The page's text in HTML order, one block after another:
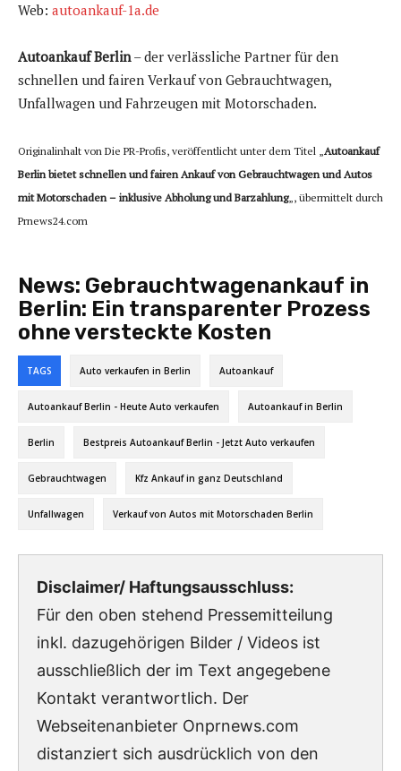
Web: autoankauf-1a.de
Autoankauf Berlin– der verlässliche Partner für den
schnellen und fairen Verkauf von Gebrauchtwagen,
Unfallwagen und Fahrzeugen mit Motorschaden.
Originalinhalt von Die PR-Profis, veröffentlicht unter dem Titel „Autoankauf
Berlin bietet schnellen und fairen Ankauf von Gebrauchtwagen und Autos
mit Motorschaden – inklusive Abholung und Barzahlung„, übermittelt durch
Prnews24.com
News: Gebrauchtwagenankauf in
Berlin: Ein transparenter Prozess
ohne versteckte Kosten
TAGS Auto verkaufen in Berlin Autoankauf
Autoankauf Berlin - Heute Auto verkaufen Autoankauf in Berlin
Berlin Bestpreis Autoankauf Berlin - Jetzt Auto verkaufen
Gebrauchtwagen Kfz Ankauf in ganz Deutschland
Unfallwagen Verkauf von Autos mit Motorschaden Berlin
Disclaimer/ Haftungsausschluss:
Für den oben stehend Pressemitteilung
inkl. dazugehörigen Bilder / Videos ist
ausschließlich der im Text angegebene
Kontakt verantwortlich. Der
Webseitenanbieter Onprnews.com
distanziert sich ausdrücklich von den